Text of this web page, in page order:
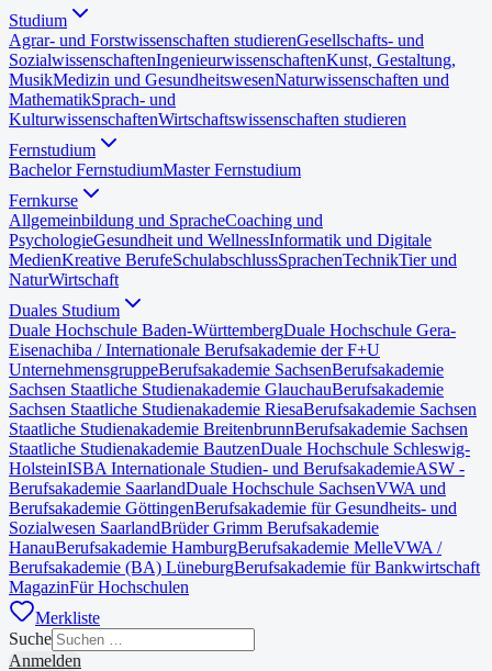
Studium
Agrar- und Forstwissenschaften studierenGesellschafts- und
SozialwissenschaftenIngenieurwissenschaftenKunst, Gestaltung,
MusikMedizin und GesundheitswesenNaturwissenschaften und
MathematikSprach- und
KulturwissenschaftenWirtschaftswissenschaften studieren
Fernstudium
Bachelor FernstudiumMaster Fernstudium
Fernkurse
Allgemeinbildung und SpracheCoaching und
PsychologieGesundheit und WellnessInformatik und Digitale
MedienKreative BerufeSchulabschlussSprachenTechnikTier und
NaturWirtschaft
Duales Studium
Duale Hochschule Baden-WürttembergDuale Hochschule Gera-
Eisenachiba / Internationale Berufsakademie der F+U
UnternehmensgruppeBerufsakademie SachsenBerufsakademie
Sachsen Staatliche Studienakademie GlauchauBerufsakademie
Sachsen Staatliche Studienakademie RiesaBerufsakademie Sachsen
Staatliche Studienakademie BreitenbrunnBerufsakademie Sachsen
Staatliche Studienakademie BautzenDuale Hochschule Schleswig-
HolsteinISBA Internationale Studien- und BerufsakademieASW -
Berufsakademie SaarlandDuale Hochschule SachsenVWA und
Berufsakademie GöttingenBerufsakademie für Gesundheits- und
Sozialwesen SaarlandBrüder Grimm Berufsakademie
HanauBerufsakademie HamburgBerufsakademie MelleVWA /
Berufsakademie (BA) LüneburgBerufsakademie für Bankwirtschaft
MagazinFür Hochschulen
Merkliste
Suche
Anmelden